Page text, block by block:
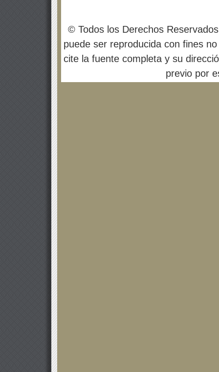
© Todos los Derechos
puede ser reproducida con fines
cite la fuente completa y su
previo por